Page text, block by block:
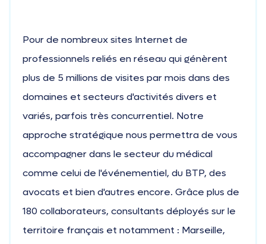
Pour de nombreux sites Internet de
professionnels reliés en réseau qui génèrent
plus de 5 millions de visites par mois dans des
domaines et secteurs d'activités divers et
variés, parfois très concurrentiel. Notre
approche stratégique nous permettra de vous
accompagner dans le secteur du médical
comme celui de l'événementiel, du BTP, des
avocats et bien d'autres encore. Grâce plus de
180 collaborateurs, consultants déployés sur le
territoire français et notamment : Marseille,